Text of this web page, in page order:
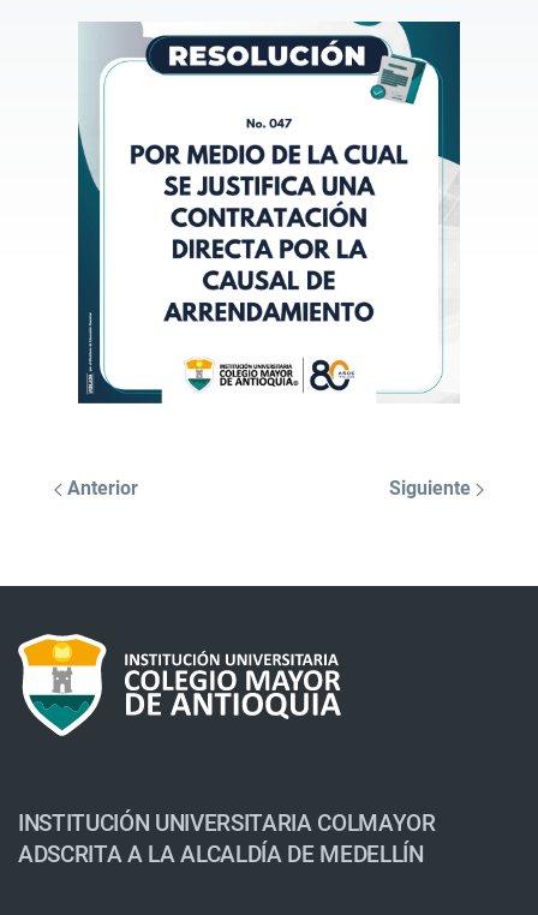
Anterior Siguiente
INSTITUCIÓN UNIVERSITARIA COLMAYOR
ADSCRITA A LA ALCALDÍA DE MEDELLÍN